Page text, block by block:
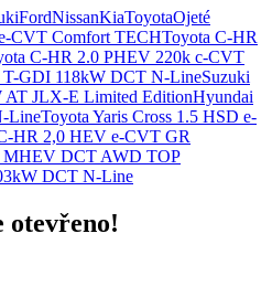
FordNissanKiaToyotaOjeté
CVT Comfort TECHToyota C-HR
C-HR 2.0 PHEV 220k c-CVT
T-GDI 118kW DCT N-LineSuzuki
JLX-E Limited EditionHyundai
LineToyota Yaris Cross 1.5 HSD e-
HR 2,0 HEV e-CVT GR
MHEV DCT AWD TOP
DCT N-Line
otevřeno!